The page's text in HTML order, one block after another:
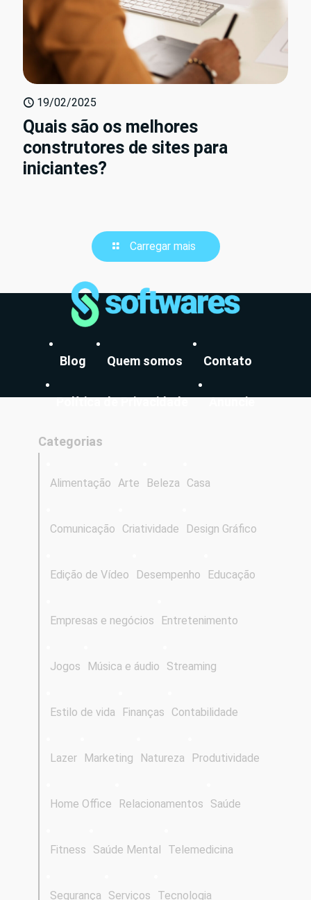
19/02/2025
Quais são os melhores
construtores de sites para
iniciantes?
Carregar mais
Blog Quem somos Contato
Política de Privacidade Anuncie
Categorias
Alimentação Arte Beleza Casa
Comunicação Criatividade Design Gráfico
Edição de Vídeo Desempenho Educação
Empresas e negócios Entretenimento
Jogos Música e áudio Streaming
Estilo de vida Finanças Contabilidade
Lazer Marketing Natureza Produtividade
Home Office Relacionamentos Saúde
Fitness Saúde Mental Telemedicina
Segurança Serviços Tecnologia